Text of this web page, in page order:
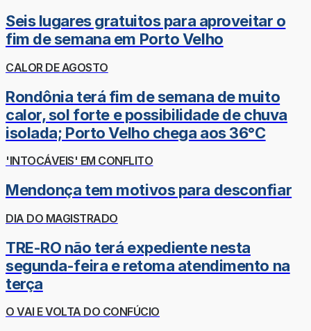
Seis lugares gratuitos para aproveitar o
fim de semana em Porto Velho
CALOR DE AGOSTO
Rondônia terá fim de semana de muito
calor, sol forte e possibilidade de chuva
isolada; Porto Velho chega aos 36°C
'INTOCÁVEIS' EM CONFLITO
Mendonça tem motivos para desconfiar
DIA DO MAGISTRADO
TRE-RO não terá expediente nesta
segunda-feira e retoma atendimento na
terça
O VAI E VOLTA DO CONFÚCIO